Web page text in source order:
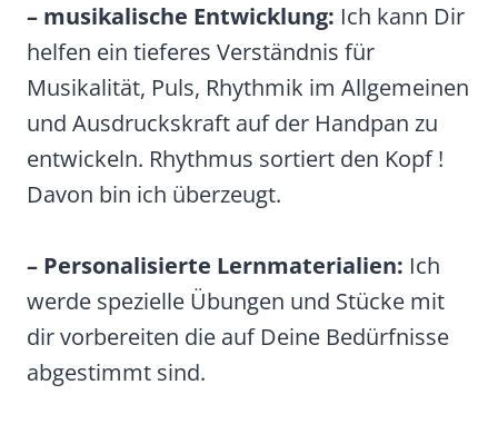
– musikalische Entwicklung: Ich kann Dir
helfen ein tieferes Verständnis für
Musikalität, Puls, Rhythmik im Allgemeinen
und Ausdruckskraft auf der Handpan zu
entwickeln. Rhythmus sortiert den Kopf !
Davon bin ich überzeugt.
– Personalisierte Lernmaterialien: Ich
werde spezielle Übungen und Stücke mit
dir vorbereiten die auf Deine Bedürfnisse
abgestimmt sind.